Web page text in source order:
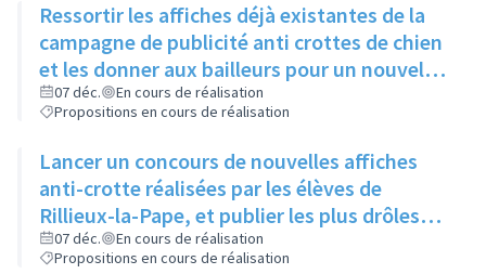
Ressortir les affiches déjà existantes de la
campagne de publicité anti crottes de chien
et les donner aux bailleurs pour un nouvel
affichage, les remettre également dans le
Rilliard
07 déc.
En cours de réalisation
Propositions en cours de réalisation
Lancer un concours de nouvelles affiches
anti-crotte réalisées par les élèves de
Rillieux-la-Pape, et publier les plus drôles
sur les réseaux sociaux de la ville
07 déc.
En cours de réalisation
Propositions en cours de réalisation